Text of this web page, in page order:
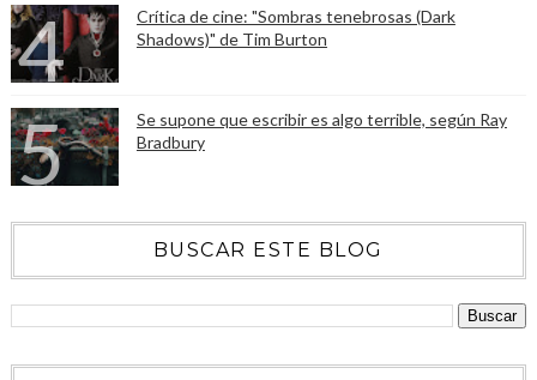
Crítica de cine: "Sombras tenebrosas (Dark
Shadows)" de Tim Burton
Se supone que escribir es algo terrible, según Ray
Bradbury
BUSCAR ESTE BLOG